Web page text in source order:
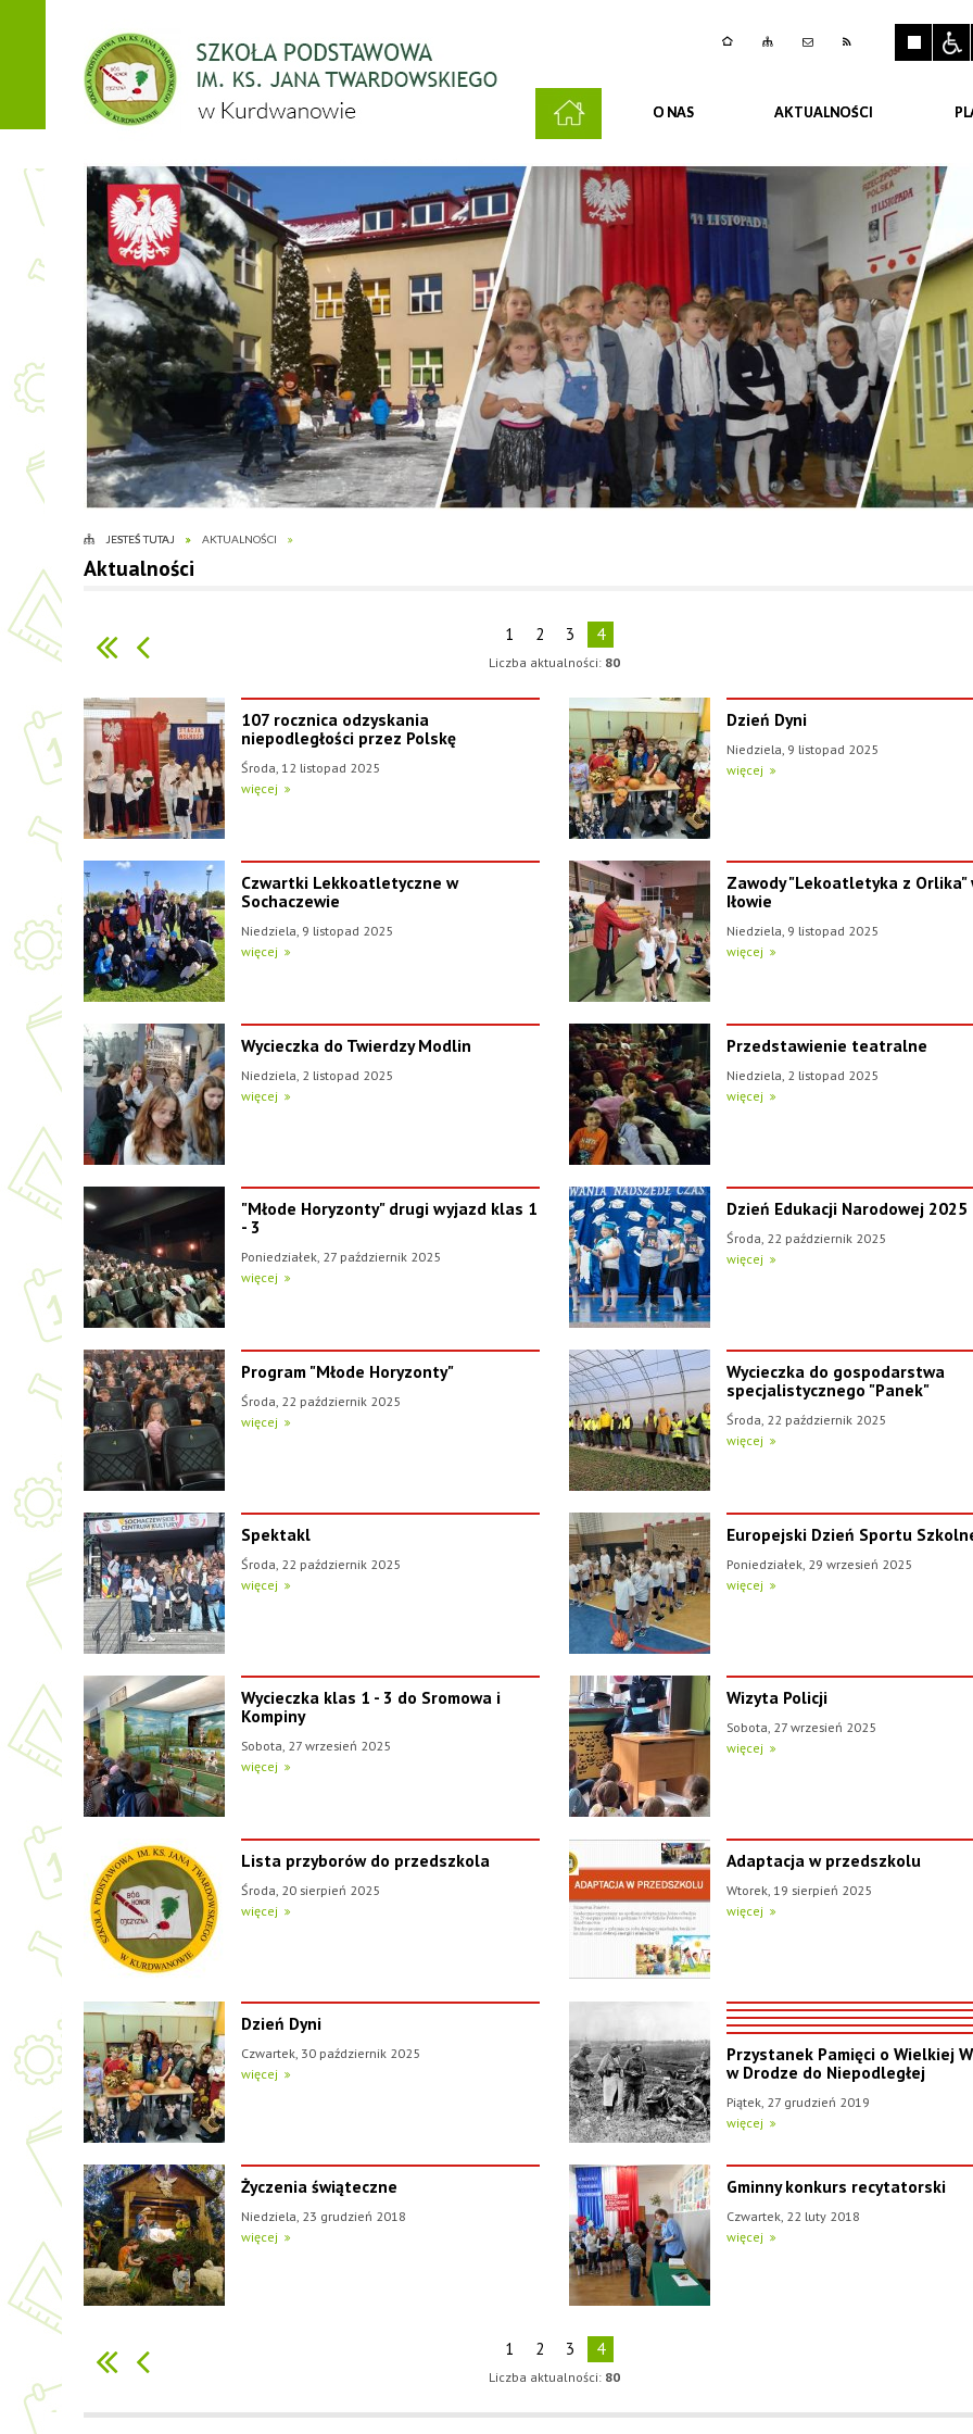
O NAS AKTUALNOŚCI
JESTEŚ TUTAJ AKTUALNOŚCI
Aktualności
1 2 3 4
Liczba aktualności: 80
107 rocznica odzyskania
niepodległości przez Polskę
Środa, 12 listopad 2025
więcej
Dzień Dyni
Niedziela, 9 listopad 2025
więcej
Czwartki Lekkoatletyczne w
Sochaczewie
Niedziela, 9 listopad 2025
więcej
Zawody "Lekoatletyka z Orlika"
Iłowie
Niedziela, 9 listopad 2025
więcej
Wycieczka do Twierdzy Modlin
Niedziela, 2 listopad 2025
więcej
Przedstawienie teatralne
Niedziela, 2 listopad 2025
więcej
"Młode Horyzonty" drugi wyjazd klas 1
- 3
Poniedziałek, 27 październik 2025
więcej
Dzień Edukacji Narodowej 2025
Środa, 22 październik 2025
więcej
Program "Młode Horyzonty"
Środa, 22 październik 2025
więcej
Wycieczka do gospodarstwa
specjalistycznego "Panek"
Środa, 22 październik 2025
więcej
Spektakl
Środa, 22 październik 2025
więcej
Europejski Dzień Sportu
Poniedziałek, 29 wrzesień 2025
więcej
Wycieczka klas 1 - 3 do Sromowa i
Kompiny
Sobota, 27 wrzesień 2025
więcej
Wizyta Policji
Sobota, 27 wrzesień 2025
więcej
Lista przyborów do przedszkola
Środa, 20 sierpień 2025
więcej
Adaptacja w przedszkolu
Wtorek, 19 sierpień 2025
więcej
Dzień Dyni
Czwartek, 30 październik 2025
więcej
Przystanek Pamięci o Wielkiej
w Drodze do Niepodległej
Piątek, 27 grudzień 2019
więcej
Życzenia świąteczne
Niedziela, 23 grudzień 2018
więcej
Gminny konkurs recytatorski
Czwartek, 22 luty 2018
więcej
1 2 3 4
Liczba aktualności: 80